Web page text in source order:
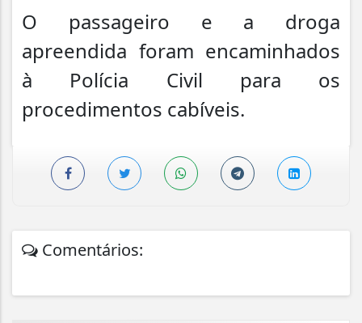
O passageiro e a droga
apreendida foram encaminhados
à Polícia Civil para os
procedimentos cabíveis.
Comentários: